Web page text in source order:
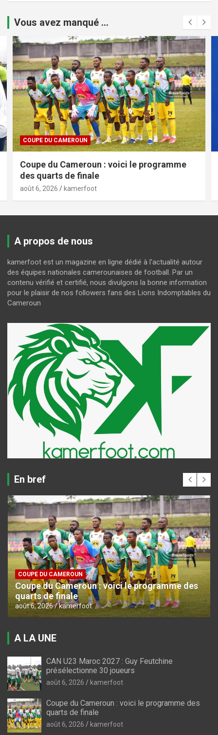
Vous avez manqué ...
COUPE DU CAMEROUN
Coupe du Cameroun : voici le programme
des quarts de finale
août 6, 2026 kamerfoot
A propos de nous
kamerfoot est un magazine en ligne dédié à l'actualité autour
des équipes nationales camerounaises de football. Par un
contenu vérifié et certifié, nous divulgons la bonne information
pour le plaisir de nos followers fans des Lions Indomptables du
Cameroun
En bref
COUPE DU CAMEROUN
Coupe du Cameroun : voici le programme des
quarts de finale
août 6, 2026 kamerfoot
A LA UNE
CAN U23 Maroc 2027 : Guy Feutchine
présélectionne 30 joueurs
août 6, 2026 kamerfoot
Coupe du Cameroun : voici le programme des
quarts de finale
août 6, 2026 kamerfoot